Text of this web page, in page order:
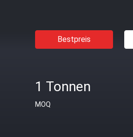
Bestpreis
1 Tonnen
MOQ